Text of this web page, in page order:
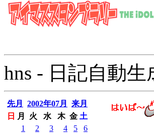
hns - 日記自動生
先月 2002年07月
来月
日
月 火 水 木 金 土
1
2 3 4 5
6